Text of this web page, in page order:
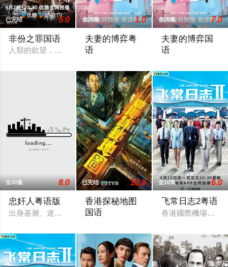
已完结 5.0
非份之罪国语
人類的欲望，可驅使我們超越自我，然而，當欲望失控，過份
全25集 1.0
夫妻的博弈粤
语
全25集 7.0
夫妻的博弈国
语
全30集 8.0
忠奸人粤语版
出身基層、道德意識薄弱的譚美貞（田蕊妮飾），為了袒護犯
已完结 10.0
香港探秘地图
国语
全10集 6.0
飞常日志2粤语
香港國際機場繁忙